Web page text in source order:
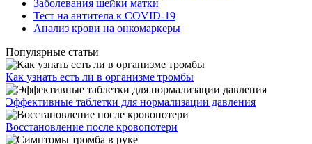
Заболевания шейки матки
Тест на антитела к COVID-19
Анализ крови на онкомаркеры
Популярные статьи
Как узнать есть ли в организме тромбы
Эффективные таблетки для нормализации давления
Восстановление после кровопотери